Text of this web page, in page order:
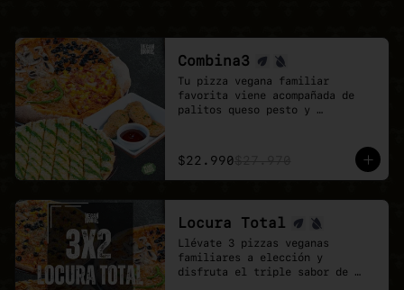
Combina3
Tu pizza vegana familiar
favorita viene acompañada de
palitos queso pesto y
contundente y pensada para
quienes buscan mas sabores.
$22.990
Locura Total
Llévate 3 pizzas veganas
familiares a elección y
disfruta el triple sabor de